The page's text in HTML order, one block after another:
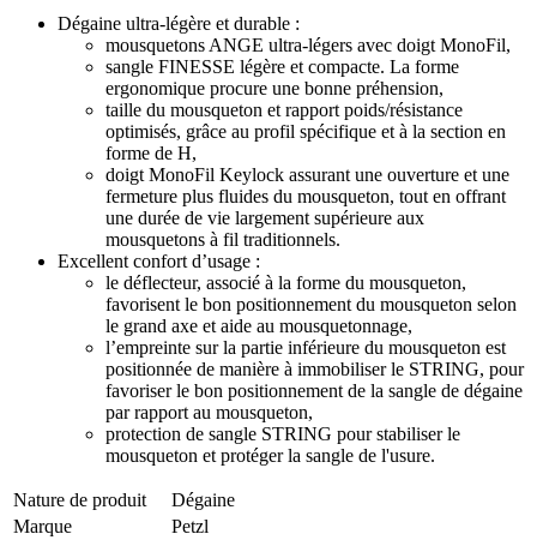
Dégaine ultra-légère et durable :
mousquetons ANGE ultra-légers avec doigt MonoFil,
sangle FINESSE légère et compacte. La forme
ergonomique procure une bonne préhension,
taille du mousqueton et rapport poids/résistance
optimisés, grâce au profil spécifique et à la section en
forme de H,
doigt MonoFil Keylock assurant une ouverture et une
fermeture plus fluides du mousqueton, tout en offrant
une durée de vie largement supérieure aux
mousquetons à fil traditionnels.
Excellent confort d’usage :
le déflecteur, associé à la forme du mousqueton,
favorisent le bon positionnement du mousqueton selon
le grand axe et aide au mousquetonnage,
l’empreinte sur la partie inférieure du mousqueton est
positionnée de manière à immobiliser le STRING, pour
favoriser le bon positionnement de la sangle de dégaine
par rapport au mousqueton,
protection de sangle STRING pour stabiliser le
mousqueton et protéger la sangle de l'usure.
Nature de produit
Dégaine
Marque
Petzl